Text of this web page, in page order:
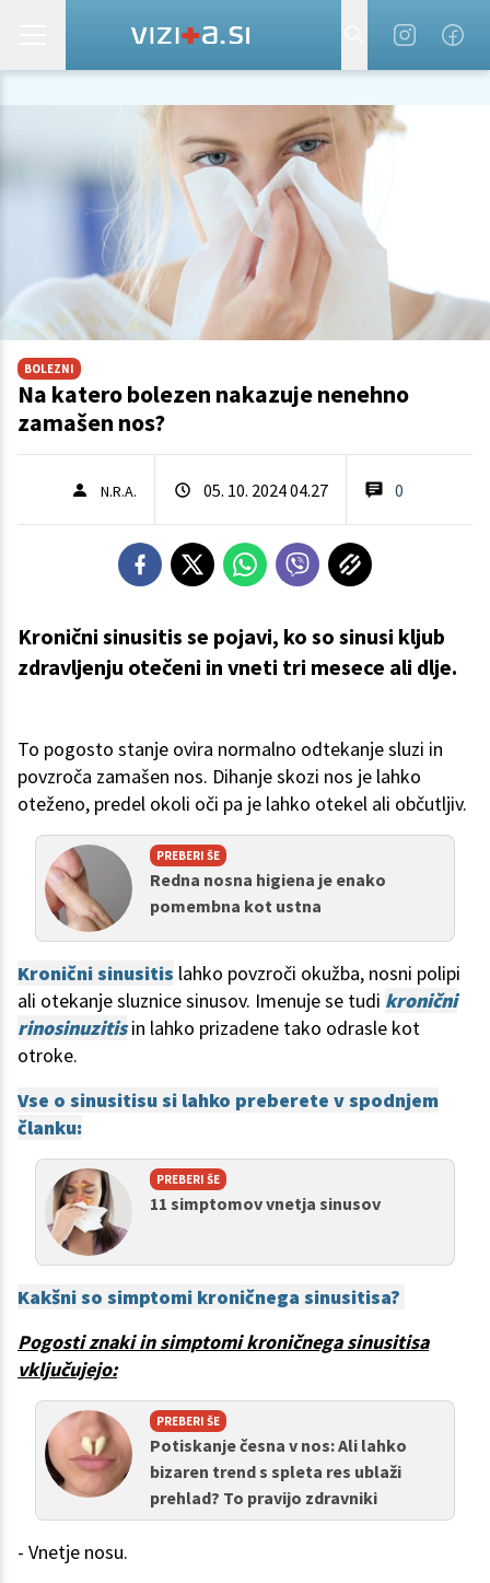
BOLEZNI
Na katero bolezen nakazuje nenehno
zamašen nos?
N.R.A. 05. 10. 2024 04.27 0
Kronični sinusitis se pojavi, ko so sinusi kljub
zdravljenju otečeni in vneti tri mesece ali dlje.
To pogosto stanje ovira normalno odtekanje sluzi in
povzroča zamašen nos. Dihanje skozi nos je lahko
oteženo, predel okoli oči pa je lahko otekel ali občutljiv.
PREBERI ŠE
Redna nosna higiena je enako
pomembna kot ustna
Kronični sinusitis lahko povzroči okužba, nosni polipi
ali otekanje sluznice sinusov. Imenuje se tudi kronični
rinosinuzitisin lahko prizadene tako odrasle kot
otroke.
Vse o sinusitisu si lahko preberete v spodnjem
članku:
PREBERI ŠE
11 simptomov vnetja sinusov
Kakšni so simptomi kroničnega sinusitisa?
Pogosti znaki in simptomi kroničnega sinusitisa
vključujejo:
PREBERI ŠE
Potiskanje česna v nos: Ali lahko
bizaren trend s spleta res ublaži
prehlad? To pravijo zdravniki
- Vnetje nosu.